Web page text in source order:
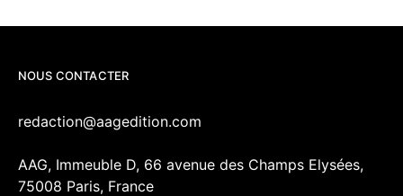
NOUS CONTACTER
redaction@aagedition.com
AAG, Immeuble D, 66 avenue des Champs Elysées,
75008 Paris, France